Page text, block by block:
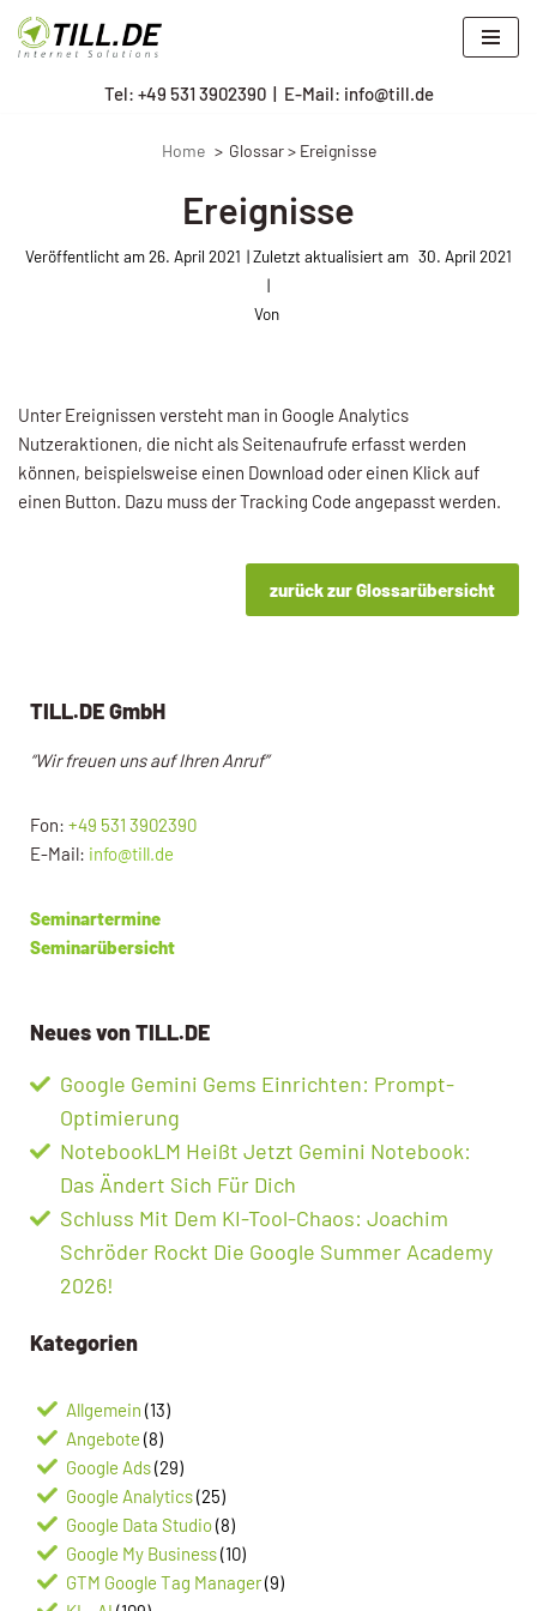
Zum
Tel: +49 531 3902390| E-Mail: info@till.de
Home Glossar > Ereignisse
Ereignisse
Veröffentlicht am26. April 2021 30. April 2021
Von
Unter Ereignissen versteht man in Google Analytics
Nutzeraktionen, die nicht als Seitenaufrufe erfasst werden
können, beispielsweise einen Download oder einen Klick auf
einen Button. Dazu muss der Tracking Code angepasst werden.
zurück zur Glossarübersicht
TILL.DE GmbH
“Wir freuen uns auf Ihren Anruf”
Fon: +49 531 3902390
E-Mail: info@till.de
Seminartermine
Seminarübersicht
Neues von TILL.DE
Google Gemini Gems Einrichten: Prompt-
Optimierung
NotebookLM Heißt Jetzt Gemini Notebook:
Das Ändert Sich Für Dich
Schluss Mit Dem KI-Tool-Chaos: Joachim
Schröder Rockt Die Google Summer Academy
2026!
Kategorien
Allgemein (13)
Angebote (8)
Google Ads(29)
Google Analytics(25)
Google Data Studio(8)
Google My Business(10)
GTM Google Tag Manager(9)